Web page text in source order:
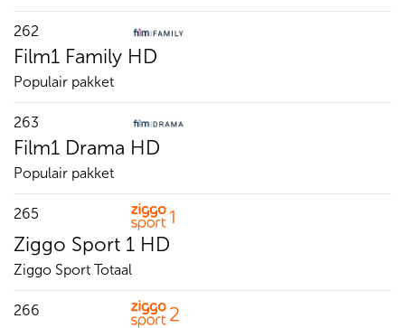
262
Film1 Family HD
Populair pakket
263
Film1 Drama HD
Populair pakket
265
Ziggo Sport 1 HD
Ziggo Sport Totaal
266